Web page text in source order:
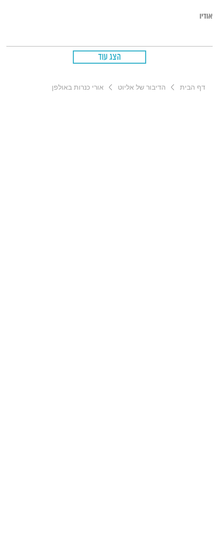
אודיו
הצג עוד
דף הבית הדיבור של אליוט אורי כנרות באולפן